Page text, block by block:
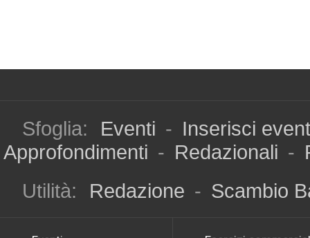
Sfoglia: Eventi - Inserisci
Approfondimenti - Redazionali -
Utilità:
Redazione - Scambio